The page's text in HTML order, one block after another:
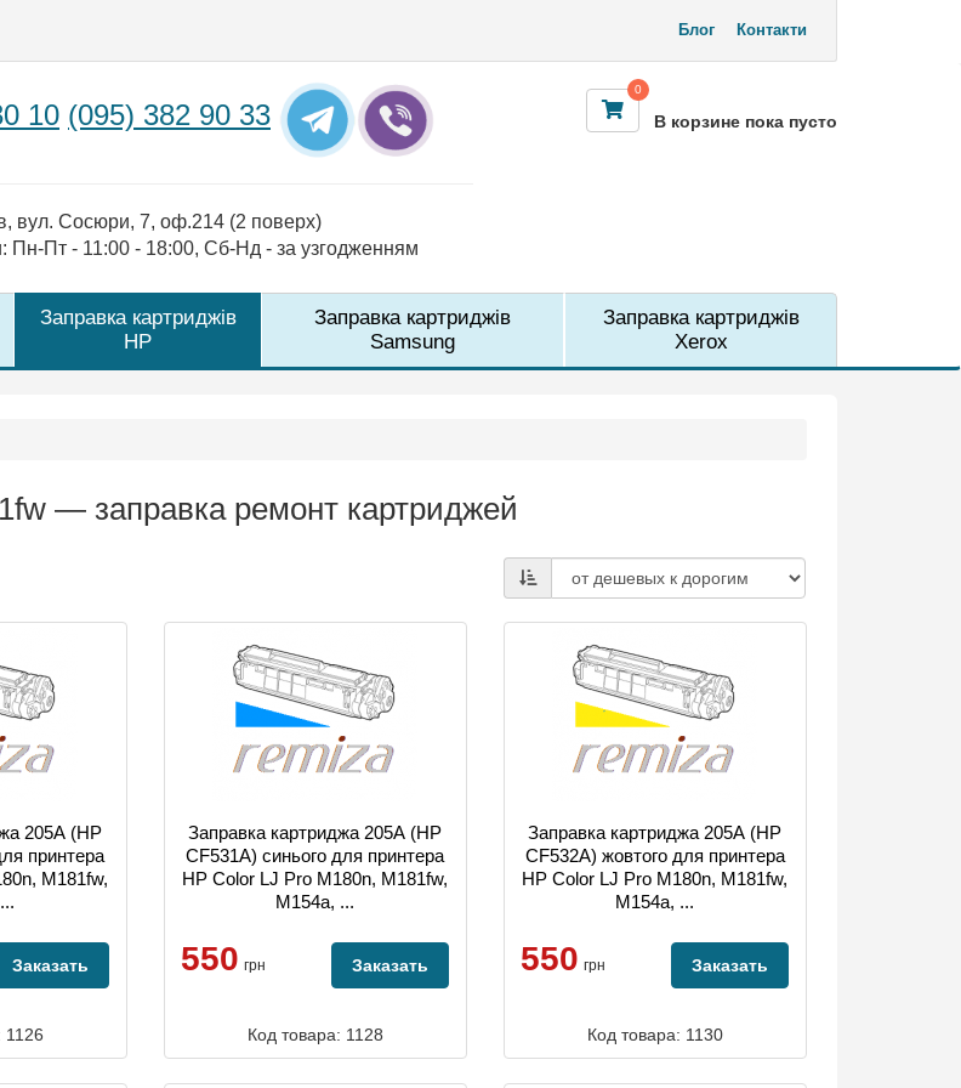
Блог Контакти
10 (095) 382 90 33
вул. Сосюри, 7, оф.214 (2 поверх)
Пн-Пт - 11:00 - 18:00, Сб-Нд - за узгодженням
0
В корзине пока пусто
Заправка картриджів
HP
Заправка картриджів
Samsung
Заправка картриджів
Xerox
— заправка ремонт картриджей
205А (HP
принтера
M181fw,
Заказать
1126
Заправка картриджа 205А (HP
CF531A) синього для принтера
HP Color LJ Pro M180n, M181fw,
M154a, ...
550 грн Заказать
Код товара: 1128
Заправка картриджа 205А (HP
CF532A) жовтого для принтера
HP Color LJ Pro M180n, M181fw,
M154a, ...
550 грн Заказать
Код товара: 1130